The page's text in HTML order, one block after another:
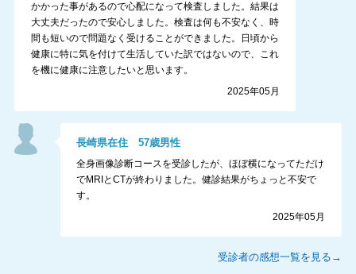
かかった事があるので心配になって検査しました。結果は
大丈夫だったので安心しました。検査は何も不安なく、時
間も短いので問題なく受けることができました。日頃から
健康に特に気を付けて生活していた訳ではないので、これ
を機に健康に注意したいと思います。
2025年05月
長崎県在住57歳男性
全身画像診断コースを受診したが、ほぼ横になってただけ
でMRIとCTが終わりました。健診結果がちょっと不安で
す。
2025年05月
受診者の感想一覧を見る→